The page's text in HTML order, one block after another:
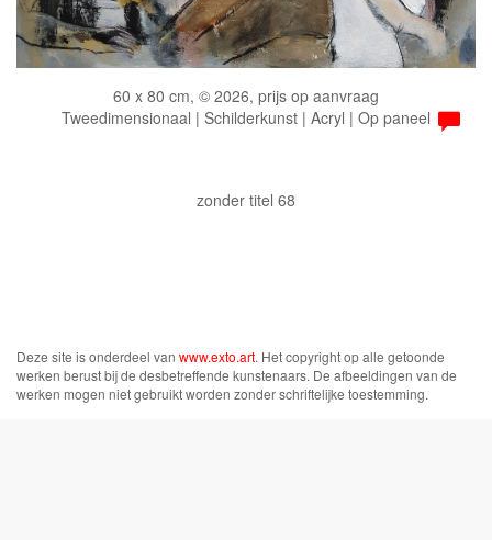
60 x 80 cm, © 2026, prijs op aanvraag
Tweedimensionaal | Schilderkunst | Acryl | Op paneel
zonder titel 68
Deze site is onderdeel van www.exto.art. Het copyright op alle getoonde
werken berust bij de desbetreffende kunstenaars. De afbeeldingen van de
werken mogen niet gebruikt worden zonder schriftelijke toestemming.